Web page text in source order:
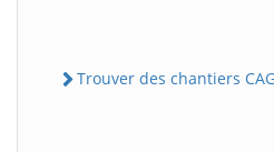
Trouver des chantiers